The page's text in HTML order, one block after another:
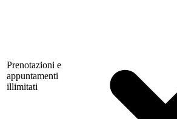
Prenotazioni e
appuntamenti
illimitati